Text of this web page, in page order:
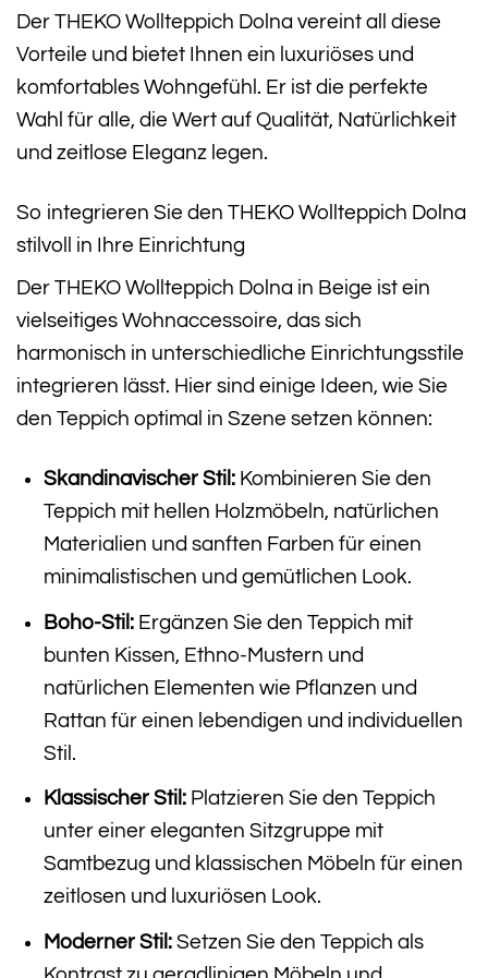
Der THEKO Wollteppich Dolna vereint all diese
Vorteile und bietet Ihnen ein luxuriöses und
komfortables Wohngefühl. Er ist die perfekte
Wahl für alle, die Wert auf Qualität, Natürlichkeit
und zeitlose Eleganz legen.
So integrieren Sie den THEKO Wollteppich Dolna
stilvoll in Ihre Einrichtung
Der THEKO Wollteppich Dolna in Beige ist ein
vielseitiges Wohnaccessoire, das sich
harmonisch in unterschiedliche Einrichtungsstile
integrieren lässt. Hier sind einige Ideen, wie Sie
den Teppich optimal in Szene setzen können:
Skandinavischer Stil:Kombinieren Sie den
Teppich mit hellen Holzmöbeln, natürlichen
Materialien und sanften Farben für einen
minimalistischen und gemütlichen Look.
Boho-Stil:Ergänzen Sie den Teppich mit
bunten Kissen, Ethno-Mustern und
natürlichen Elementen wie Pflanzen und
Rattan für einen lebendigen und individuellen
Stil.
Klassischer Stil:Platzieren Sie den Teppich
unter einer eleganten Sitzgruppe mit
Samtbezug und klassischen Möbeln für einen
zeitlosen und luxuriösen Look.
Moderner Stil:Setzen Sie den Teppich als